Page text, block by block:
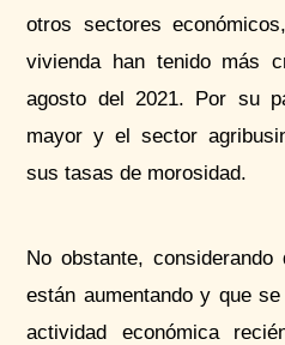
otros sectores
vivienda han tenido más
agosto del 2021. Por su
mayor y el sector
sus tasas de morosidad.
No obstante,
están aumentando y que
actividad económica